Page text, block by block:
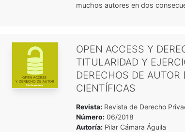
muchos autores en dos
OPEN ACCESS Y
TITULARIDAD Y
DERECHOS DE AUTOR
CIENTÍFICAS
Revista:Revista de Derecho
Número:06/2018
Autoría: Pilar Cámara Águila